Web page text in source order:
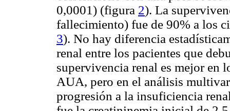
0,0001) (figura 2). La
fallecimiento) fue de 90% a los
3). No hay diferencia
renal entre los pacientes que
supervivencia renal es mejor en
AUA, pero en el análisis
progresión a la insuficiencia